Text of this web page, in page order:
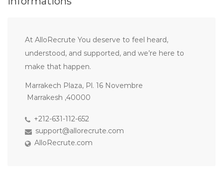
At AlloRecrute You deserve to feel heard,
understood, and supported, and we’re here to
make that happen.
Marrakech Plaza, Pl. 16 Novembre
Marrakesh ,40000
+212-631-112-652
support@allorecrute.com
AlloRecrute.com